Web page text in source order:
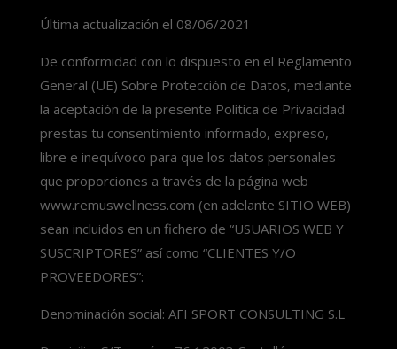
Última actualización el 08/06/2021
De conformidad con lo dispuesto en el Reglamento
General (UE) Sobre Protección de Datos, mediante
la aceptación de la presente Política de Privacidad
prestas tu consentimiento informado, expreso,
libre e inequívoco para que los datos personales
que proporciones a través de la página web
www.remuswellness.com (en adelante SITIO WEB)
sean incluidos en un fichero de “USUARIOS WEB Y
SUSCRIPTORES” así como “CLIENTES Y/O
PROVEEDORES”:
Denominación social: AFI SPORT CONSULTING S.L